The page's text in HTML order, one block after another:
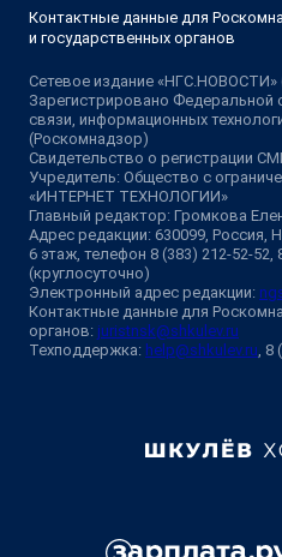
Контактные данные для
и государственных органов
Сетевое издание «НГС.НОВОСТИ»
Зарегистрировано Федеральной
связи, информационных
(Роскомнадзор)
Свидетельство о регистрации
Учредитель: Общество с
«ИНТЕРНЕТ ТЕХНОЛОГИИ»
Главный редактор: Громкова
Адрес редакции: 630099, Россия,
6 этаж, телефон 8 (383) 212-52-52,
(круглосуточно)
Электронный адрес редакции:
Контактные данные для
органов: juristnsk@shkulev.ru
Техподдержка: help@shkulev.ru, 8